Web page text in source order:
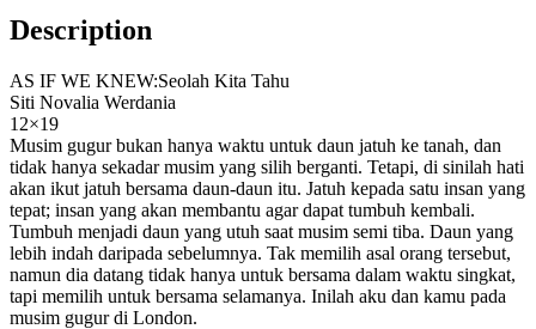
Description
AS IF WE KNEW:Seolah Kita Tahu
Siti Novalia Werdania
12×19
Musim gugur bukan hanya waktu untuk daun jatuh ke tanah, dan
tidak hanya sekadar musim yang silih berganti. Tetapi, di sinilah hati
akan ikut jatuh bersama daun-daun itu. Jatuh kepada satu insan yang
tepat; insan yang akan membantu agar dapat tumbuh kembali.
Tumbuh menjadi daun yang utuh saat musim semi tiba. Daun yang
lebih indah daripada sebelumnya. Tak memilih asal orang tersebut,
namun dia datang tidak hanya untuk bersama dalam waktu singkat,
tapi memilih untuk bersama selamanya. Inilah aku dan kamu pada
musim gugur di London.